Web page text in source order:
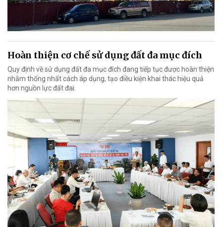
Hoàn thiện cơ chế sử dụng đất đa mục đích
Quy định về sử dụng đất đa mục đích đang tiếp tục được hoàn thiện
nhằm thống nhất cách áp dụng, tạo điều kiện khai thác hiệu quả
hơn nguồn lực đất đai.